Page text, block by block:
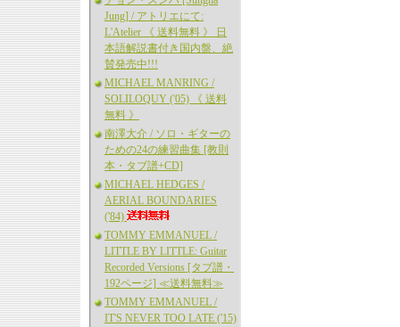
Jung] / アトリエにて:
L'Atelier 《 送料無料 》 日
本語解説書付き国内盤、絶
賛発売中!!!
MICHAEL MANRING /
SOLILOQUY ('05) 《 送料
無料 》
南澤大介 / ソロ・ギターの
ための24の練習曲集 [教則
本・タブ譜+CD]
MICHAEL HEDGES /
AERIAL BOUNDARIES
('84)
TOMMY EMMANUEL /
LITTLE BY LITTLE: Guitar
Recorded Versions [タブ譜・
192ページ] ≪送料無料≫
TOMMY EMMANUEL /
IT'S NEVER TOO LATE ('15)